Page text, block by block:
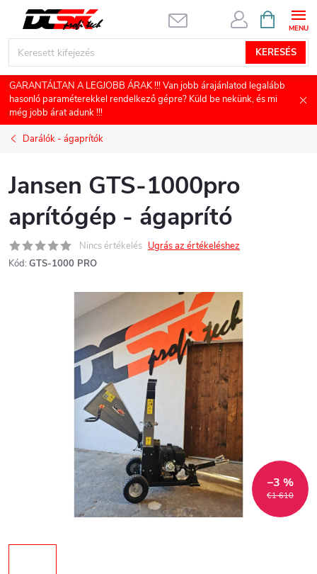
KERESÉS
KOSÁR
GARANTÁLTAN A LEGJOBB ÁRAK !!! Van jobb árajánlatod legalább
hasonló paraméterekkel rendelkező gépre? Küld be nekünk, és mi
még jobb árat adunk !!!
Darálók - ágaprítók
Jansen GTS-1000pro
aprítógép - ágaprító
Nincs értékelés Ugrás az értékeléshez
Kód: GTS-1000 PRO
€1 610
–3 %